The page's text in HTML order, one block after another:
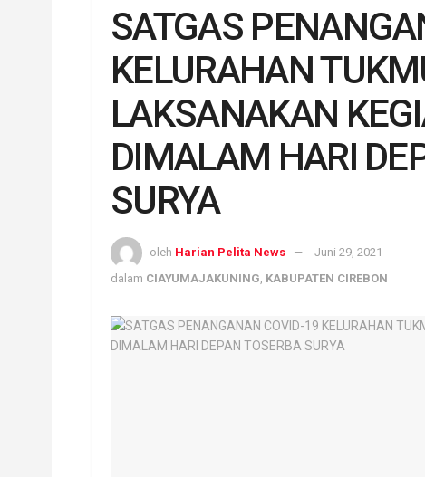
SATGAS
KELURAHAN
LAKSANAKAN
DIMALAM HARI
SURYA
oleh Harian Pelita News
Juni 29, 2021
dalam CIAYUMAJAKUNING, KABUPATEN CIREBON